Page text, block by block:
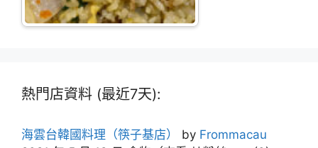
熱門店資料 (最近7天):
海雲台韓國料理（筷子基店） by Frommacau